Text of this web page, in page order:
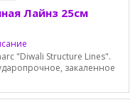
Лайнз 25см
"Diwali Structure Lines".
закаленное